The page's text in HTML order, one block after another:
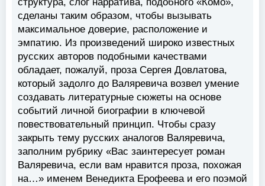
сделаны таким образом, чтобы вызывать
максимальное доверие, расположение и
эмпатию. Из произведений широко известных
русских авторов подобными качествами
обладает, пожалуй, проза Сергея Довлатова,
который задолго до Валяревича возвел умение
создавать литературные сюжеты на основе
событий личной биографии в ключевой
повествовательный принцип. Чтобы сразу
закрыть тему русских аналогов Валяревича,
заполним рубрику «Вас заинтересует роман
Валяревича, если вам нравится проза, похожая
на…» именем Венедикта Ерофеева и его поэмой